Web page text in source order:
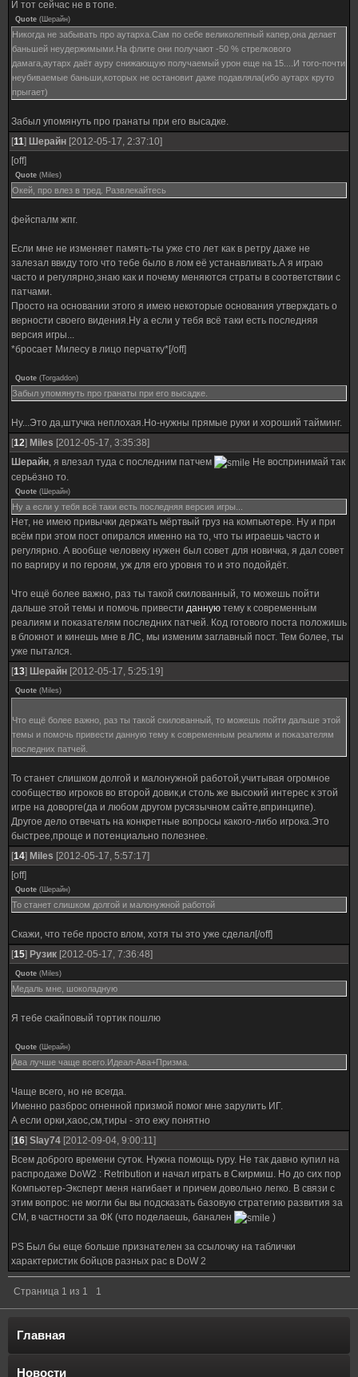
И тот сейчас не в топе.
Quote (Шерайн)
Никогда не забывать про аутарха.Сам по себе великолепный капер,она делает
баньшей неудержимыми.На флите они получают -50 % стрелкового
дамага,аутарх даёт ауру снижающую получаемый урон еще на 15....И того-почти
неубиваемые баньши,которых не остановит даже подавляла(ибо аутарх круто
прыгает)
Забыл упомянуть про гранаты при его высадке.
[11] Шерайн [2012-05-17, 2:37:10]
[off]
Quote (Miles)
Окей, про влез в тред. Развлекайтесь
фейспалм жпг.
Если мне не изменяет память-ты уже сто лет как в ретру даже не
залезал ввиду того что тебе было в лом её устанавливать.А я играю
часто и регулярно,знаю как и почему меняются страты в соответствии с
патчами.
Просто на основании этого я имею некоторые основания утверждать о
верности своего видения.Ну а если у тебя всё таки есть последняя
версия игры...
*бросает Милесу в лицо перчатку*[/off]
Quote (Torgaddon)
Забыл упомянуть про гранаты при его высадке.
Ну...Это да,штучка неплохая.Но-нужны прямые руки и хороший тайминг.
[12] Miles [2012-05-17, 3:35:38]
Шерайн, я влезал туда с последним патчем
Не воспринимай так
серьёзно то.
Quote ( Шерайн)
Ну а если у тебя всё таки есть последняя версия игры...
Нет, не имею привычки держать мёртвый груз на компьютере. Ну и при
всём при этом пост опирался именно на то, что ты играешь часто и
регулярно. А вообще человеку нужен был совет для новичка, я дал совет
по варгиру и по героям, уж для его уровня то и это подойдёт.
Что ещё более важно, раз ты такой скилованный, то можешь пойти
дальше этой темы и помочь привести данную тему к современным
реалиям и показателям последних патчей. Код готового поста положишь
в блокнот и кинешь мне в ЛС, мы изменим заглавный пост. Тем более, ты
уже пытался.
[13] Шерайн [2012-05-17, 5:25:19]
Quote (Miles)
Что ещё более важно, раз ты такой скилованный, то можешь пойти дальше этой
темы и помочь привести данную тему к современным реалиям и показателям
последних патчей.
То станет слишком долгой и малонужной работой,учитывая огромное
сообщество игроков во второй довик,и столь же высокий интерес к этой
игре на доворге(да и любом другом русязычном сайте,впринципе).
Другое дело отвечать на конкретные вопросы какого-либо игрока.Это
быстрее,проще и потенциально полезнее.
[14] Miles [2012-05-17, 5:57:17]
[off]
Quote (Шерайн)
То станет слишком долгой и малонужной работой
Скажи, что тебе просто влом, хотя ты это уже сделал[/off]
[15] Рузик [2012-05-17, 7:36:48]
Quote (Miles)
Медаль мне, шоколадную
Я тебе скайповый тортик пошлю
Quote (Шерайн)
Ава лучше чаще всего.Идеал-Ава+Призма.
Чаще всего, но не всегда.
Именно разброс огненной призмой помог мне зарулить ИГ.
А если орки,хаос,см,тиры - это ежу понятно
[16] Slay74 [2012-09-04, 9:00:11]
Всем доброго времени суток. Нужна помощь гуру. Не так давно купил на
распродаже DoW2 : Retribution и начал играть в Скирмиш. Но до сих пор
Компьютер-Эксперт меня нагибает и причем довольно легко. В связи с
этим вопрос: не могли бы вы подсказать базовую стратегию развития за
СМ, в частности за ФК (что поделаешь, банален
)
PS Был бы еще больше признателен за ссылочку на таблички
характеристик бойцов разных рас в DoW 2
Страница 1 из 1 1
Главная
Новости